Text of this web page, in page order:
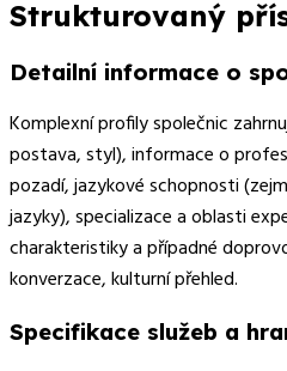
Strukturovaný
Detailní informace o
Komplexní profily společnic
postava, styl), informace o
pozadí, jazykové schopnosti
jazyky), specializace a oblasti
charakteristiky a případné
konverzace, kulturní přehled.
Specifikace služeb a